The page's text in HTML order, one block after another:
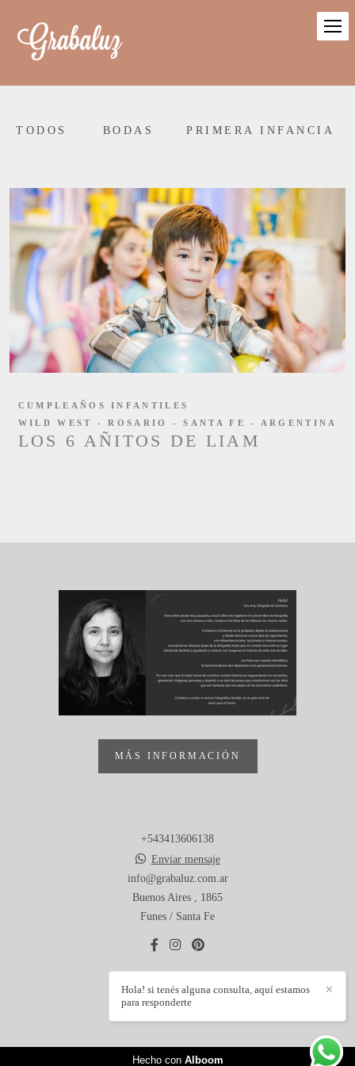
TODOS BODAS PRIMERA INFANCIA
LOS 6 AÑITOS DE LIAM
CUMPLEAÑOS INFANTILES
WILD WEST - ROSARIO - SANTA FE - ARGENTINA
MÁS INFORMACIÓN
+543413606138
Enviar mensaje
info@grabaluz.com.ar
Buenos Aires , 1865
Funes / Santa Fe
CONTACTO
✕
Hola! si tenés alguna consulta, aquí estamos
para responderte
Hecho con Alboom